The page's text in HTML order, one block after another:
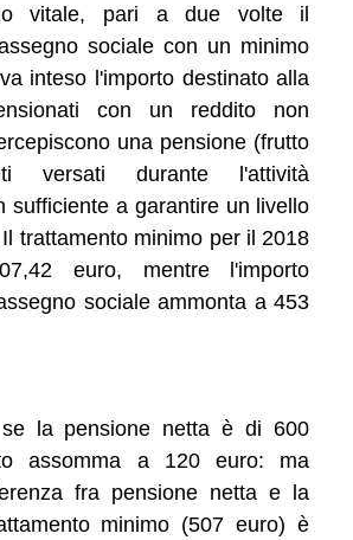
vitale, pari a due volte il
sociale con un minimo
inteso l'importo destinato alla
con un reddito non
una pensione (frutto
versati durante l'attività
sufficiente a garantire un livello
trattamento minimo per il 2018
euro, mentre l'importo
sociale ammonta a 453
la pensione netta è di 600
assomma a 120 euro: ma
fra pensione netta e la
minimo (507 euro) è